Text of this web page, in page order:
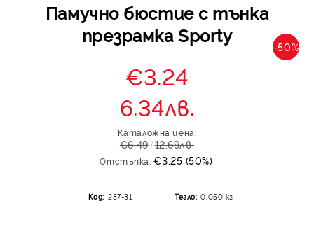
Памучно бюстие с тънка
презрамка Sporty
-50%
€3.24
6.34лв.
Каталожна цена:
€6.49 12.69лв.
Отстъпка: €3.25 (50%)
Код: 287-31 Тегло: 0.050 кг